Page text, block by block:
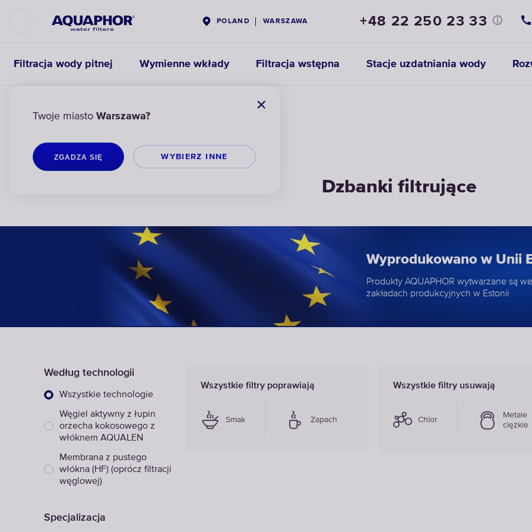
Twoje miasto Warszawa?
ZGADZA SIĘ WYBIERZ INNЕ
POLAND WARSZAWA +48 22 250 23 33
Filtracja wody pitnej Wymienne wkłady Filtracja wstępna Stacje uzdatniania wody
AQUAPHOR FILTRACJA WODY PITNEJ
Dzbanki filtrujące
Wyprodukowano w Unii
Produkty AQUAPHOR wytwarzane są
zakładach produkcyjnych w Estonii
Według technologii
Wszystkie technologie
Węgiel aktywny z łupin
orzecha kokosowego z
włóknem AQUALEN
Membrana z pustego
włókna (HF) (oprócz filtracji
węglowej)
Specjalizacja
Wszystkie filtry poprawiają
Smak Zapach
Wszystkie filtry usuwają
Chlor
Metale
ciężkie